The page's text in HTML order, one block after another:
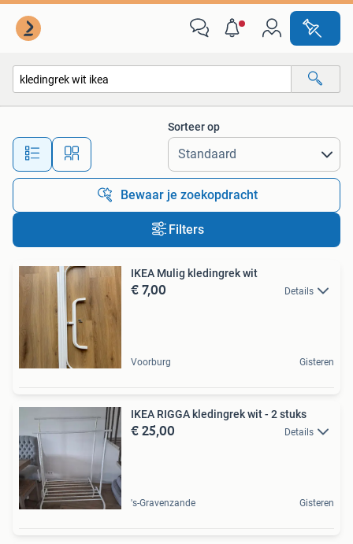
Alle afstanden…
Sorteer op
Bewaar je zoekopdracht
Filters
IKEA Mulig kledingrek wit
€ 7,00 Details
Voorburg Gisteren
IKEA RIGGA kledingrek wit - 2 stuks
€ 25,00 Details
's-Gravenzande Gisteren